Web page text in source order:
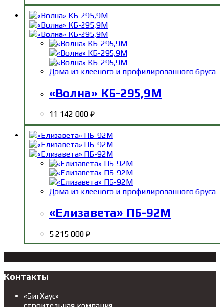
Дома из клееного и профилированного бруса
«Волна» КБ-295,9М
11 142 000 ₽
Дома из клееного и профилированного бруса
«Елизавета» ПБ-92М
5 215 000 ₽
Контакты
«БигХаус»